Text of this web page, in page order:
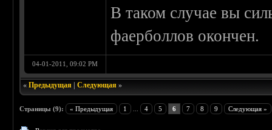
В таком случае вы
фаерболлов окончен.
04-01-2011, 09:02 PM
«Предыдущая |Следующая »
Страницы (9): « Предыдущая 1 4 5 6 7 8 9 Следующая »